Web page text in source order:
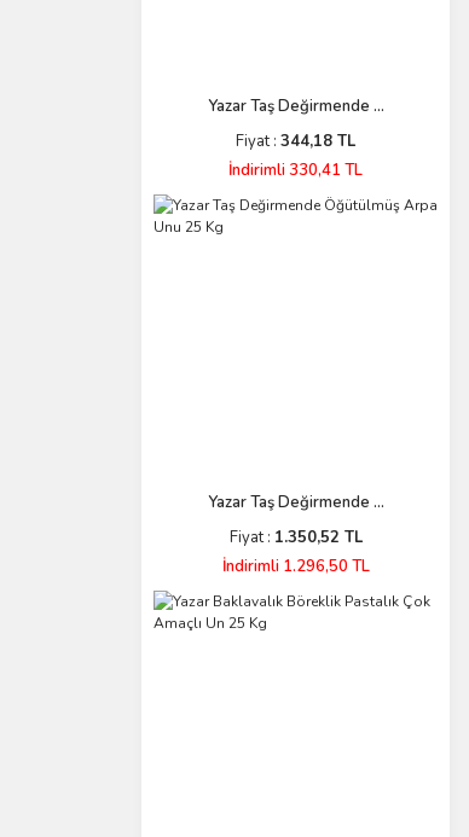
Yazar Taş Değirmende ...
Fiyat : 344,18 TL
İndirimli 330,41 TL
Yazar Taş Değirmende ...
Fiyat : 1.350,52 TL
İndirimli 1.296,50 TL